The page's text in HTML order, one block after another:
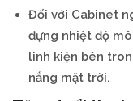
Đối với Cabinet
đựng nhiệt độ
linh kiện bên
nắng mặt trời.